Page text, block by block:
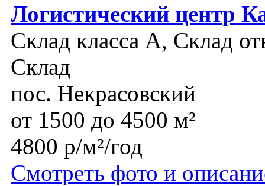
Логистический центр
Склад класса A, Склад
Склад
пос. Некрасовский
от 1500 до 4500 м²
4800 р/м²/год
Смотреть фото и